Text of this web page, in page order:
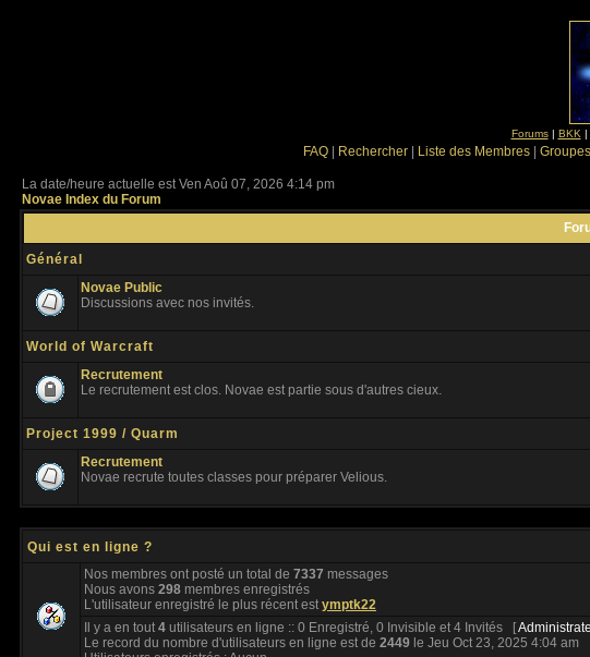
Forums| BKK |
FAQ Rechercher Liste des Membres
La date/heure actuelle est Ven Aoû 07, 2026 4:14 pm
Novae Index du Forum
Général
Novae Public
Discussions avec nos invités.
World of Warcraft
Recrutement
Le recrutement est clos. Novae est partie sous d'autres cieux.
Project 1999 / Quarm
Recrutement
Novae recrute toutes classes pour préparer Velious.
Qui est en ligne ?
Nos membres ont posté un total de 7337 messages
Nous avons 298 membres enregistrés
L'utilisateur enregistré le plus récent estymptk22
Il y a en tout4 utilisateurs en ligne :: 0 Enregistré, 0 Invisible et 4 Invités [
Le record du nombre d'utilisateurs en ligne est de 2449 le Jeu Oct 23, 2025 4:04 am